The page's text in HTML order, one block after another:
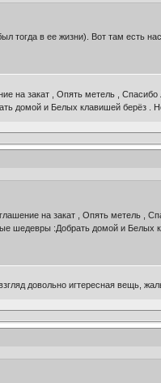
тогда в ее жизни). Вот там есть
на закат , Опять метель ,
домой и Белых клавишей берёз .
на закат , Опять метель ,
шедевры :Добрать домой и
довольно игтересная вещь,